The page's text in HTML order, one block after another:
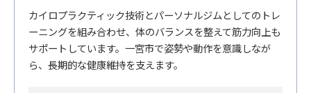
カイロプラクティック技術とパーソナルジムとしてのトレ
ーニングを組み合わせ、体のバランスを整えて筋力向上も
サポートしています。一宮市で姿勢や動作を意識しなが
ら、長期的な健康維持を支えます。